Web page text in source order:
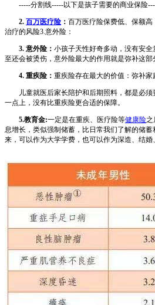
-----分割线-----以下是孩子需要的商业保险
2. 百万医疗险 ： 百万医疗险保费低、保额
治疗的风险3.意外险：
3. 意外险： 小孩子天性好奇多动，没有安
至还会被烫伤，意外险最大的作用就是弥补这部
4. 重疾险： 重疾险存在最大的价值：弥补家
儿童就医后家长陪护和后期照料，都是必须
一点上，没有比重疾险更合适的保障。
5.教育金:一定是在重疾、医疗险等健康险之
息增长，类似强制储蓄，比日常我们了解的储
来，可以作为大学学费，也可以作为深造、结婚